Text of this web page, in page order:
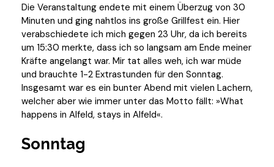
Die Veranstaltung endete mit einem Überzug von 30
Minuten und ging nahtlos ins große Grillfest ein. Hier
verabschiedete ich mich gegen 23 Uhr, da ich bereits
um 15:30 merkte, dass ich so langsam am Ende meiner
Kräfte angelangt war. Mir tat alles weh, ich war müde
und brauchte 1-2 Extrastunden für den Sonntag.
Insgesamt war es ein bunter Abend mit vielen Lachern,
welcher aber wie immer unter das Motto fällt: »What
happens in Alfeld, stays in Alfeld«.
Sonntag